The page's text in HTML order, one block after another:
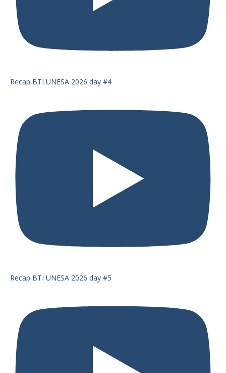
Recap BTI UNESA 2026 day #4
Recap BTI UNESA 2026 day #5